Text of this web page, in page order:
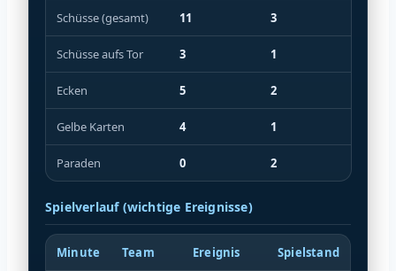
Schüsse (gesamt) 11 3
Schüsse aufs Tor 3 1
Ecken 5 2
Gelbe Karten 4 1
Paraden 0 2
Spielverlauf (wichtige Ereignisse)
Minute Team Ereignis Spielstand